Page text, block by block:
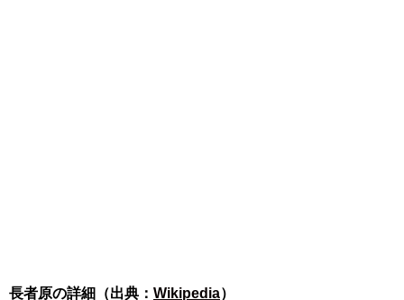
長者原の詳細（出典： Wikipedia）